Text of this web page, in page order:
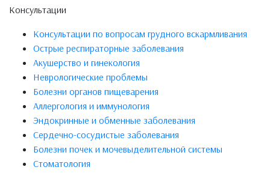
Консультации
Консультации по вопросам грудного вскармливания
Острые респираторные заболевания
Акушерство и гинекология
Неврологические проблемы
Болезни органов пищеварения
Аллергология и иммунология
Эндокринные и обменные заболевания
Сердечно-сосудистые заболевания
Болезни почек и мочевыделительной системы
Стоматология